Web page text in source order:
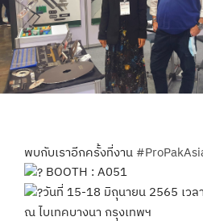
พบกับเราอีกครั้งที่งาน
BOOTH : A051
วันที่ 15-18 มิถุนายน 2565 เว
ณ ไบเทคบางนา กรุงเทพฯ